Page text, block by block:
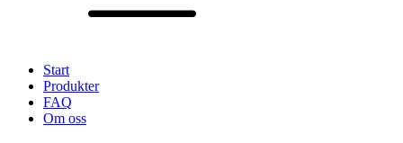
Start
Produkter
FAQ
Om oss